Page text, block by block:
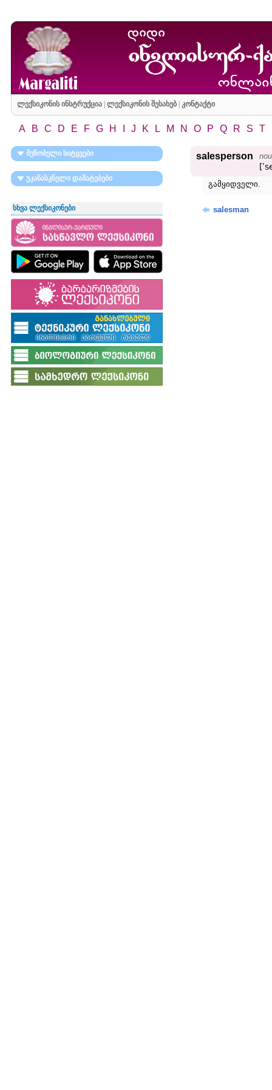
ლექსიკონის ინსტრუქცია| ლექსიკონის შესახებ| კონტაქტი
A B C D E F G H J K L M N O P Q R S T
მეზობელი სიტყვები
უკანასკნელი დამატებები
სხვა ლექსიკონები
salesperson
გამყიდველი.
salesman